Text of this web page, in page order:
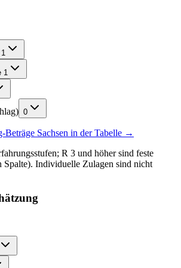
1
1
0
Beträge Sachsen in der Tabelle →
R 3 und höher sind feste
Spalte). Individuelle Zulagen sind nicht